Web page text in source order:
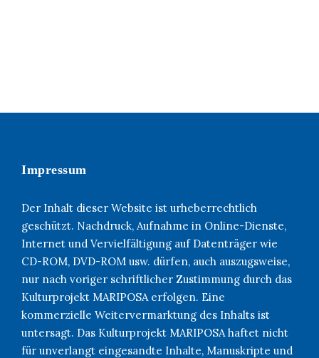
Impressum
Der Inhalt dieser Website ist urheberrechtlich
geschützt. Nachdruck, Aufnahme in Online-Dienste,
Internet und Vervielfältigung auf Datenträger wie
CD-ROM, DVD-ROM usw. dürfen, auch auszugsweise,
nur nach voriger schriftlicher Zustimmung durch das
Kulturprojekt MARIPOSA erfolgen. Eine
kommerzielle Weitervermarktung des Inhalts ist
untersagt. Das Kulturprojekt MARIPOSA haftet nicht
für unverlangt eingesandte Inhalte, Manuskripte und